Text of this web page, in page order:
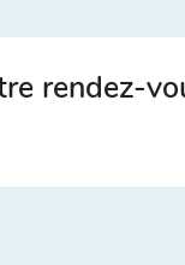
rendez-